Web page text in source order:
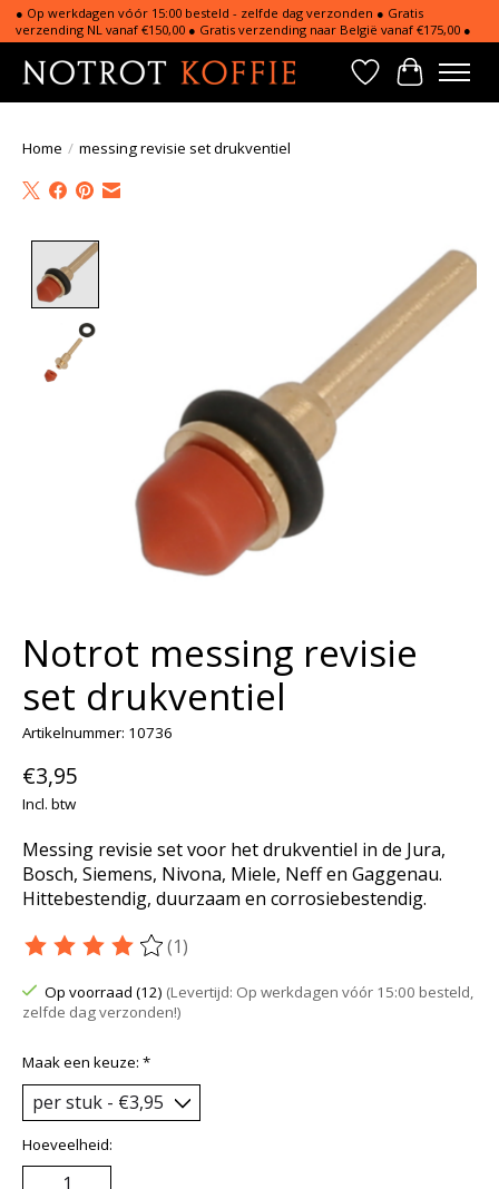
● Op werkdagen vóór 15:00 besteld - zelfde dag verzonden ● Gratis
verzending NL vanaf €150,00 ● Gratis verzending naar België vanaf €175,00 ●
Verlanglijst
Home / messing revisie set drukventiel
Notrot messing revisie
set drukventiel
Artikelnummer: 10736
€3,95
Incl. btw
Messing revisie set voor het drukventiel in de Jura,
Bosch, Siemens, Nivona, Miele, Neff en Gaggenau.
Hittebestendig, duurzaam en corrosiebestendig.
De beoordeling van dit product is
(1)
Op voorraad (12) (Levertijd: Op werkdagen vóór 15:00 besteld,
zelfde dag verzonden!)
Maak een keuze: *
Hoeveelheid: